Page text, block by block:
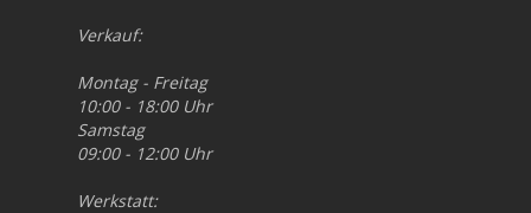
Verkauf:
Montag - Freitag
10:00 - 18:00 Uhr
Samstag
09:00 - 12:00 Uhr
Werkstatt: